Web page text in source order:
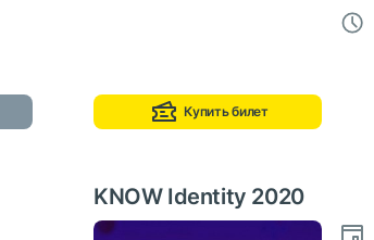
Купить билет
KNOW Identity 2020